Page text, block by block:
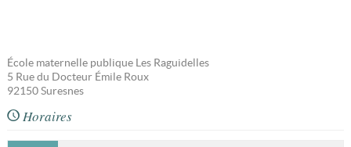
École maternelle publique Les Raguidelles
5 Rue du Docteur Émile Roux
92150 Suresnes
Horaires